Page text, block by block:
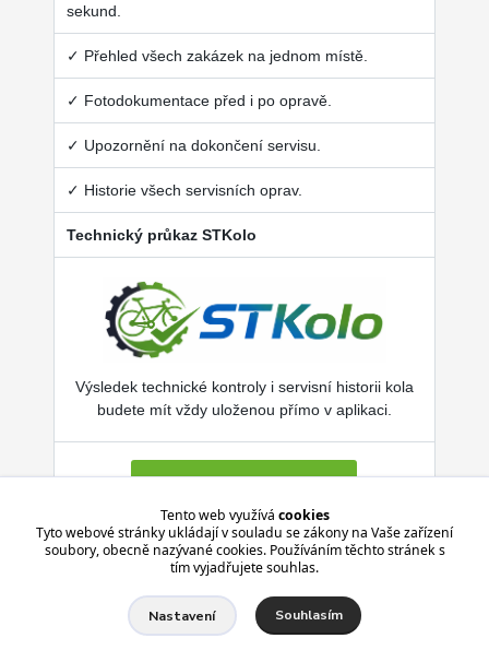
sekund.
✓ Přehled všech zakázek na jednom místě.
✓ Fotodokumentace před i po opravě.
✓ Upozornění na dokončení servisu.
✓ Historie všech servisních oprav.
Technický průkaz STKolo
Výsledek technické kontroly i servisní historii kola
budete mít vždy uloženou přímo v aplikaci.
Aplikace je zdarma pro Android i iPhone.
Tento web využívá cookies
Tyto webové stránky ukládají v souladu se zákony na Vaše zařízení
soubory, obecně nazývané cookies. Používáním těchto stránek s
tím vyjadřujete souhlas.
Nastavení Souhlasím